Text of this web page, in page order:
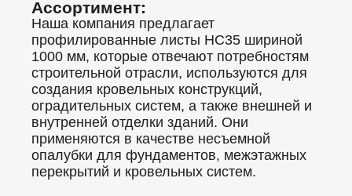
Ассортимент:
Наша компания предлагает
профилированные листы НС35 шириной
1000 мм, которые отвечают потребностям
строительной отрасли, используются для
создания кровельных конструкций,
оградительных систем, а также внешней и
внутренней отделки зданий. Они
применяются в качестве несъемной
опалубки для фундаментов, межэтажных
перекрытий и кровельных систем.